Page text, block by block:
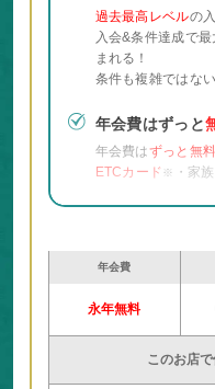
過去最高レベルの
入会&条件達成で最
まれる！
条件も複雑ではな
年会費はずっと
年会費はずっと無料
ETCカード ※ ・家
可能！
PayPayなどのス
年会費
永年無料
このお店